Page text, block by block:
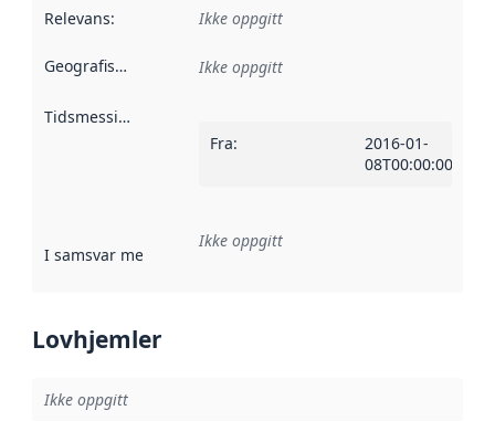
Relevans: Ikke oppgitt
Geografisk avgrensning :
Ikke oppgitt
Tidsmessig avgrensning
Fra:
2016-01-
08T00:00:00Z
I samsvar med Referanse til en implementasjonsregel
Ikke oppgitt
Lovhjemler
Ikke oppgitt